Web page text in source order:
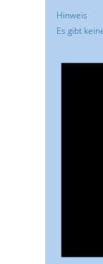
Hinweis
Es gibt